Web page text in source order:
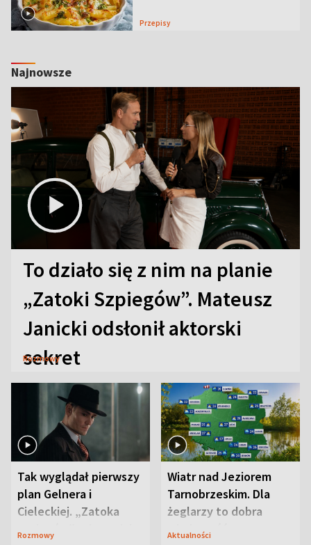
Przepisy
Najnowsze
To działo się z nim na planie
„Zatoki Szpiegów”. Mateusz
Janicki odsłonił aktorski
sekret
Rozmowy
Tak wyglądał pierwszy
plan Gelnera i
Cieleckiej. „Zatoka
szpiegów” od razu ich
Rozmowy
Wiatr nad Jeziorem
Tarnobrzeskim. Dla
żeglarzy to dobra
wiadomość
Aktualności